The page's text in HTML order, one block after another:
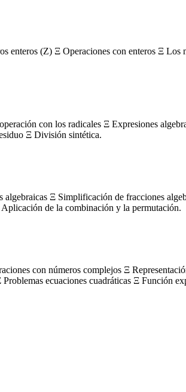
enteros (Z) Ξ Operaciones con enteros Ξ Los
con los radicales Ξ Expresiones
Ξ División sintética.
Ξ Simplificación de fracciones
de la combinación y la permutación.
con números complejos Ξ
ecuaciones cuadráticas Ξ Función